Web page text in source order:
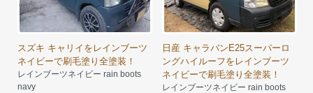
スズキ キャリイをレインブーツ
ネイビーで刷毛塗り全塗装！
レインブーツネイビー rain boots
navy
日産 キャラバンE25スーパーロ
ングハイルーフをレインブーツ
ネイビーで刷毛塗り全塗装！
レインブーツネイビー rain boots